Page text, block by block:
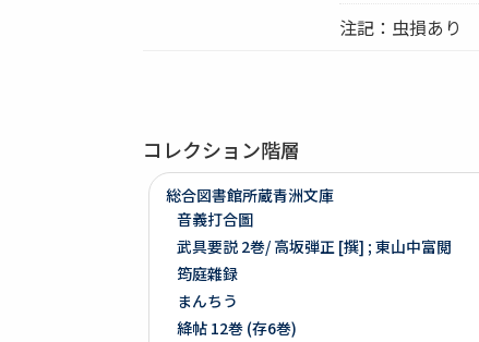
注記：虫損あり
コレクション階層
総合図書館所蔵青洲文庫
音義打合圖
武具要説 2巻/ 高坂弾正 [撰] ; 東山中富閲
筠庭雜録
まんちう
絳帖 12巻 (存6巻)